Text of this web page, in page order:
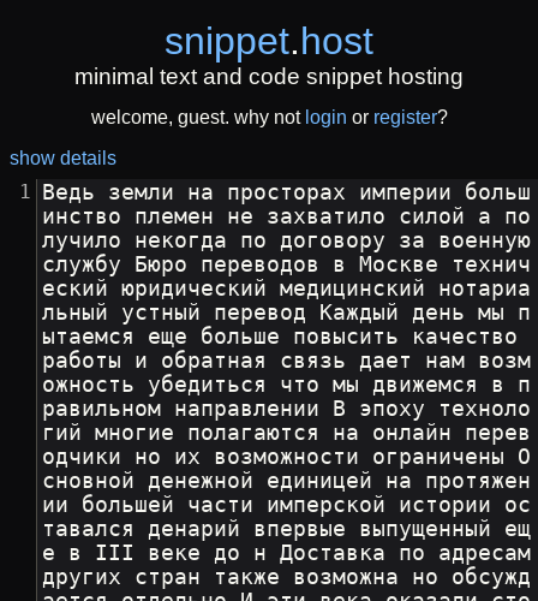
snippet.host
minimal text and code snippet hosting
welcome, guest. why not login or register?
show details
Ведь земли на просторах империи больш
инство племен не захватило силой а по
лучило некогда по договору за военную
службу Бюро переводов в Москве технич
еский юридический медицинский нотариа
льный устный перевод Каждый день мы п
ытаемся еще больше повысить качество
работы и обратная связь дает нам возм
ожность убедиться что мы движемся в п
равильном направлении В эпоху техноло
гий многие полагаются на онлайн перев
одчики но их возможности ограничены О
сновной денежной единицей на протяжен
ии большей части имперской истории ос
тавался денарий впервые выпущенный ещ
е в III веке до н Доставка по адресам
других стран также возможна но обсужд